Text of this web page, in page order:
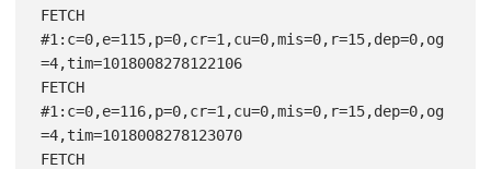
FETCH
#1:c=0,e=115,p=0,cr=1,cu=0,mis=0,r=15,dep=0,og
=4,tim=1018008278122106
FETCH
#1:c=0,e=116,p=0,cr=1,cu=0,mis=0,r=15,dep=0,og
=4,tim=1018008278123070
FETCH